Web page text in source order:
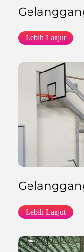
Lebih Lanjut
Lebih Lanjut